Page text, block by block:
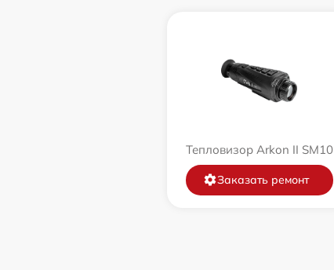
Тепловизор Arkon II SM10
Заказать ремонт